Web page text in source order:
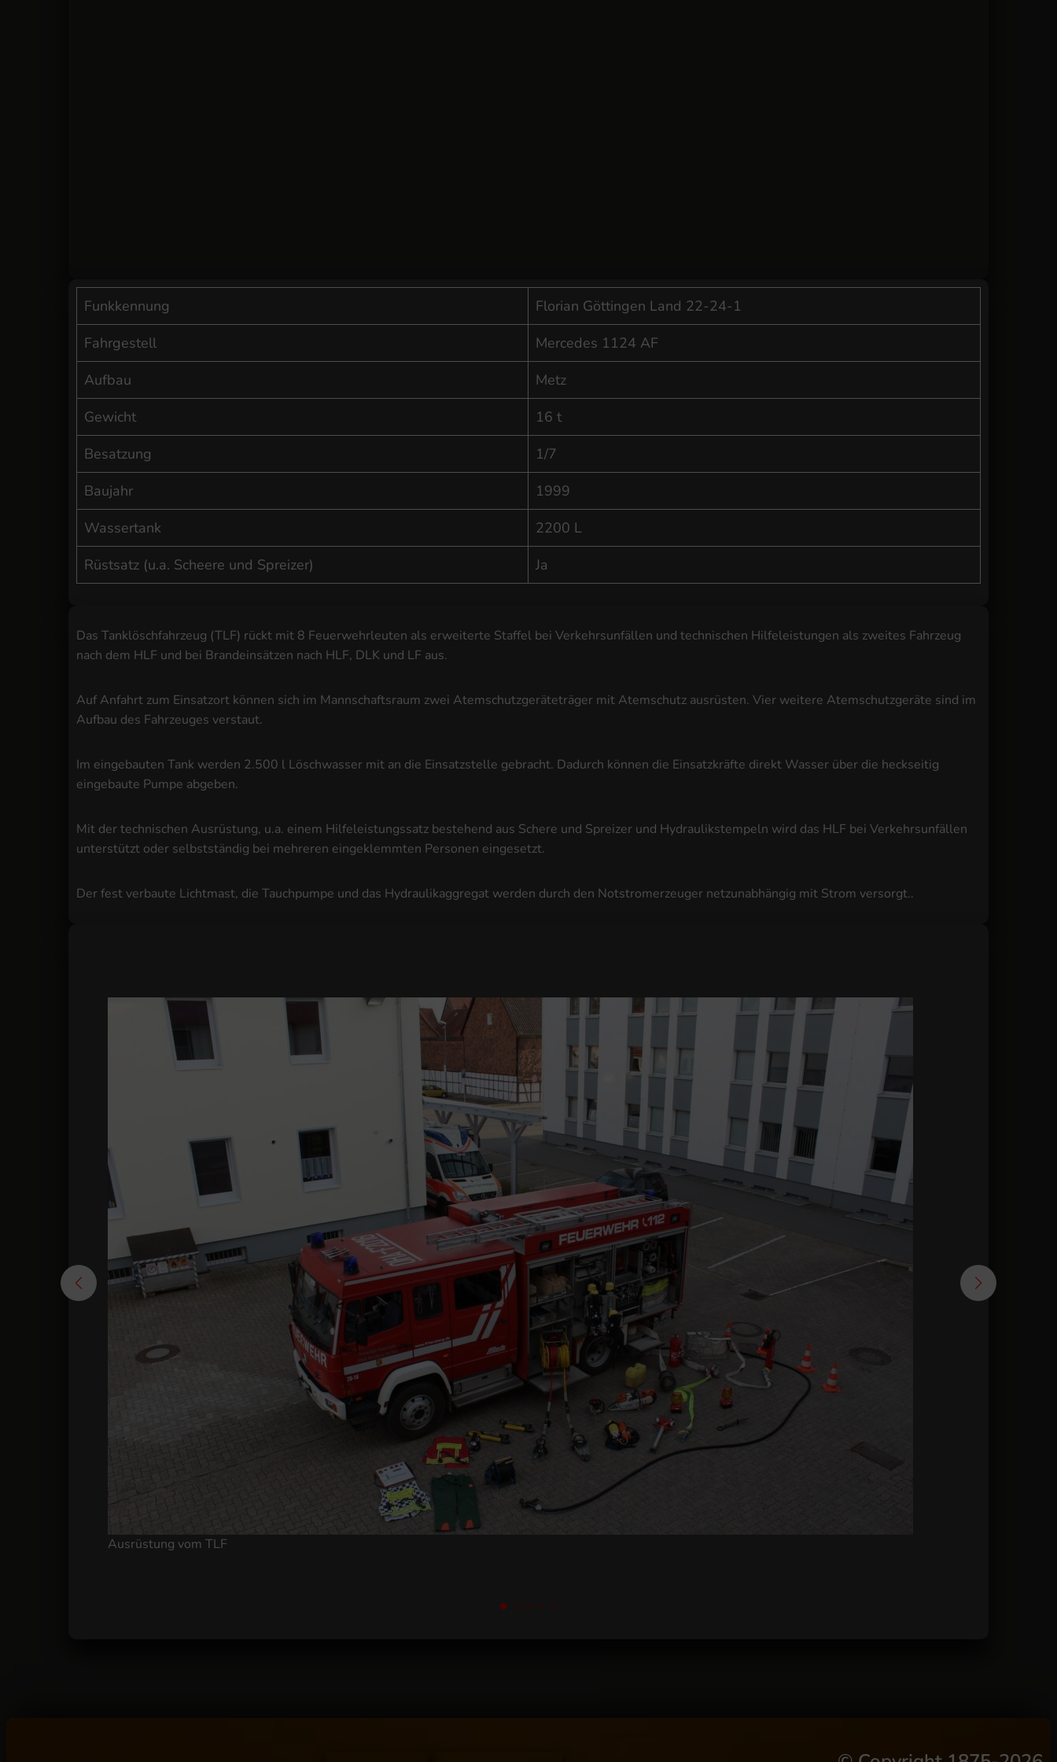
Funkkennung
Florian Göttingen Land 22-24-1
Fahrgestell
Mercedes 1124 AF
Aufbau
Metz
Gewicht
16 t
Besatzung
1/7
Baujahr
1999
Wassertank
2200 L
Rüstsatz (u.a. Scheere und Spreizer)
Ja
Das Tanklöschfahrzeug (TLF) rückt mit 8 Feuerwehrleuten als erweiterte Staffel bei Verkehrsunfällen und technischen Hilfeleistungen als zweites Fahrzeug
nach dem HLF und bei Brandeinsätzen nach HLF, DLK und LF aus.
Auf Anfahrt zum Einsatzort können sich im Mannschaftsraum zwei Atemschutzgeräteträger mit Atemschutz ausrüsten. Vier weitere Atemschutzgeräte sind im
Aufbau des Fahrzeuges verstaut.
Im eingebauten Tank werden 2.500 l Löschwasser mit an die Einsatzstelle gebracht. Dadurch können die Einsatzkräfte direkt Wasser über die heckseitig
eingebaute Pumpe abgeben.
Mit der technischen Ausrüstung, u.a. einem Hilfeleistungssatz bestehend aus Schere und Spreizer und Hydraulikstempeln wird das HLF bei Verkehrsunfällen
unterstützt oder selbstständig bei mehreren eingeklemmten Personen eingesetzt.
Der fest verbaute Lichtmast, die Tauchpumpe und das Hydraulikaggregat werden durch den Notstromerzeuger netzunabhängig mit Strom versorgt..